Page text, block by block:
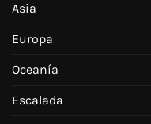
Asia
Europa
Oceanía
Escalada